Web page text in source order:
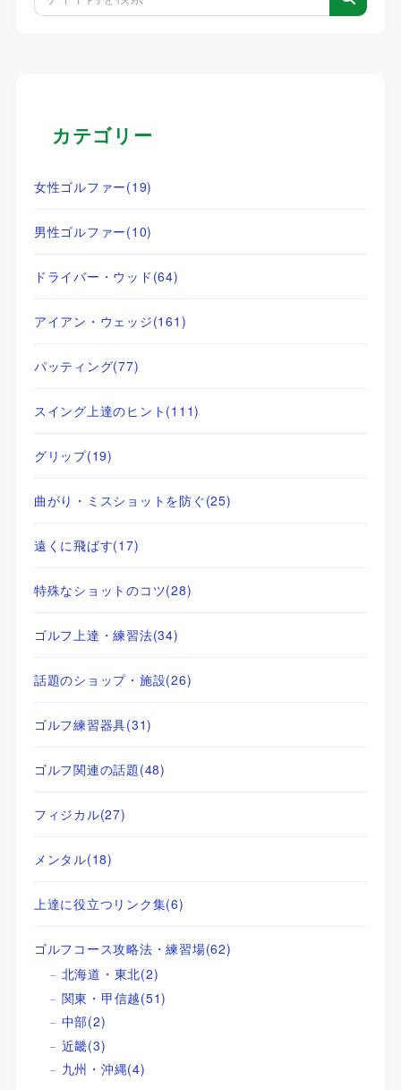
カテゴリー
女性ゴルファー(19)
男性ゴルファー(10)
ドライバー・ウッド (64)
アイアン・ウェッジ(161)
パッティング(77)
スイング上達のヒント (111)
グリップ(19)
曲がり・ミスショットを防ぐ(25)
遠くに飛ばす(17)
特殊なショットのコツ(28)
ゴルフ上達・練習法(34)
話題のショップ・施設(26)
ゴルフ練習器具(31)
ゴルフ関連の話題(48)
フィジカル(27)
メンタル(18)
上達に役立つリンク集(6)
ゴルフコース攻略法・練習場(62)
北海道・東北(2)
関東・甲信越(51)
中部(2)
近畿(3)
九州・沖縄(4)